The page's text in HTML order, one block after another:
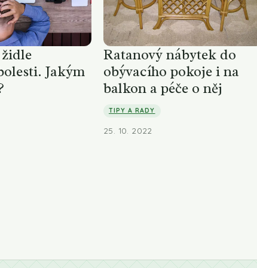
Jakým
Ratanový nábytek do
obývacího pokoje i na
balkon a péče o něj
TIPY A RADY
25. 10. 2022